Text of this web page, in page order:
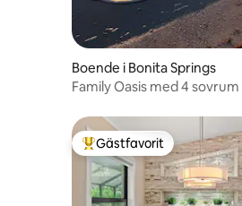
Boende i Bonita Springs
Family Oasis med 4 sovrum
Populär gästfavorit
Gästfavorit